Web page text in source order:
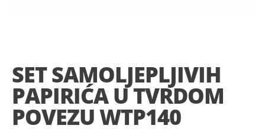
beginning
of
the
images
gallery
SET SAMOLJEPLJIVIH
PAPIRIĆA U TVRDOM
POVEZU WTP140